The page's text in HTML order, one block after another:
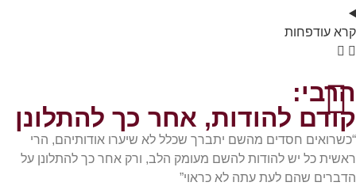
קרא עודפחות
הרבי:
קודם להודות, אחר כך להתלונן
“כשרואים חסדים מהשם יתברך שכלל לא שיערו אודותיהם, הרי
ראשית כל יש להודות להשם מעומק הלב, ורק אחר כך להתלונן על
הדברים שהם לעת עתה לא כראוי”